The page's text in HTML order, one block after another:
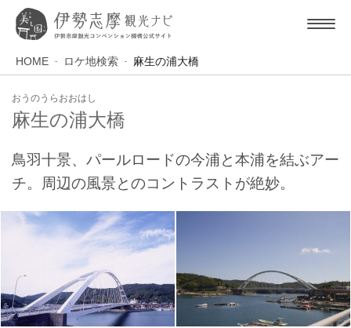
HOME ロケ地検索 麻生の浦大橋
おうのうらおおはし
麻生の浦大橋
鳥羽十景、パールロードの今浦と本浦を結ぶアー
チ。周辺の風景とのコントラストが絶妙。